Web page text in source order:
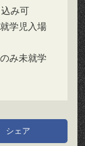
み可
学児入場
み未就学
シェア